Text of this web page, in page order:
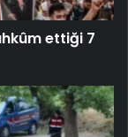
ettiği 7